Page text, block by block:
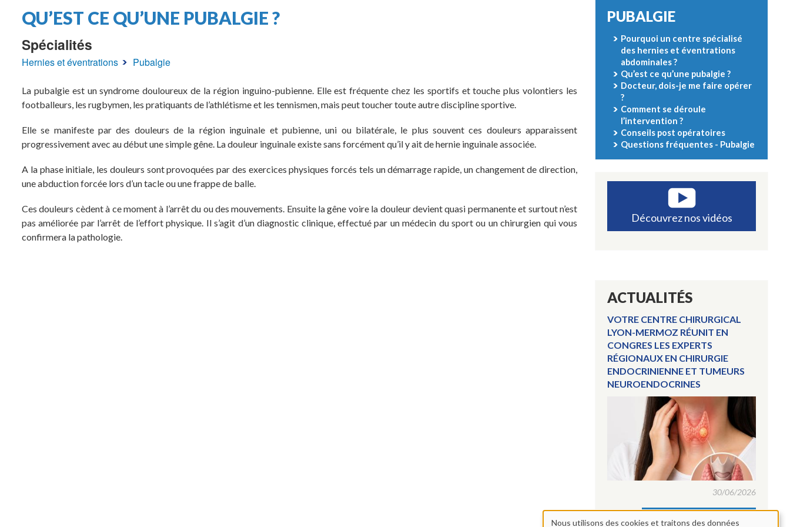
d'Ariane
QU’EST CE QU’UNE PUBALGIE ?
Spécialités
Hernies et éventrations Pubalgie
La pubalgie est un syndrome douloureux de la région inguino-pubienne. Elle est fréquente chez les sportifs et touche plus volontiers les
footballeurs, les rugbymen, les pratiquants de l’athlétisme et les tennismen, mais peut toucher toute autre discipline sportive.
Elle se manifeste par des douleurs de la région inguinale et pubienne, uni ou bilatérale, le plus souvent ces douleurs apparaissent
progressivement avec au début une simple gêne. La douleur inguinale existe sans forcément qu’il y ait de hernie inguinale associée.
A la phase initiale, les douleurs sont provoquées par des exercices physiques forcés tels un démarrage rapide, un changement de direction,
une abduction forcée lors d’un tacle ou une frappe de balle.
Ces douleurs cèdent à ce moment à l’arrêt du ou des mouvements. Ensuite la gêne voire la douleur devient quasi permanente et surtout n’est
pas améliorée par l’arrêt de l’effort physique. Il s’agit d’un diagnostic clinique, effectué par un médecin du sport ou un chirurgien qui vous
confirmera la pathologie.
PUBALGIE
Pourquoi un centre spécialisé
des hernies et éventrations
abdominales ?
Qu’est ce qu’une pubalgie ?
Docteur, dois-je me faire opérer
?
Comment se déroule
l’intervention ?
Conseils post opératoires
Questions fréquentes - Pubalgie
Découvrez nos vidéos
ACTUALITÉS
VOTRE CENTRE CHIRURGICAL
LYON-MERMOZ RÉUNIT EN
CONGRES LES EXPERTS
RÉGIONAUX EN CHIRURGIE
ENDOCRINIENNE ET TUMEURS
NEUROENDOCRINES
30/06/2026
Nous utilisons des cookies et traitons des données